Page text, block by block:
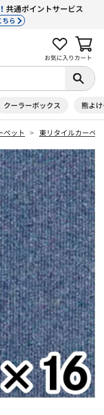
共通ポイントサービス
ちら
お気に入り カート
クーラーボックス 熊よ
ペット 東リタイルカーペ